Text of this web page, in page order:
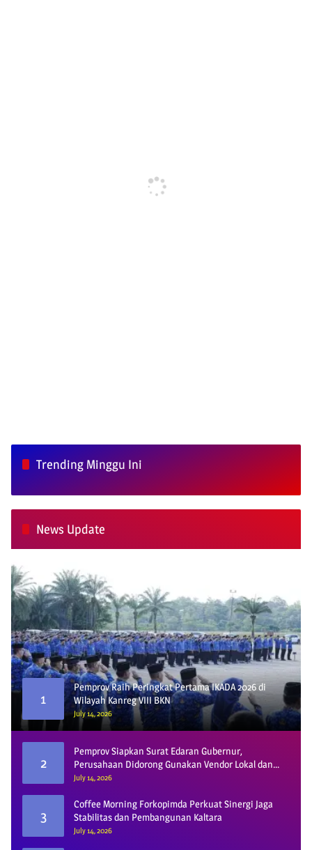
Trending Minggu Ini
News Update
1
Pemprov Raih Peringkat Pertama IKADA 2026 di
Wilayah Kanreg VIII BKN
July 14, 2026
2
Pemprov Siapkan Surat Edaran Gubernur,
Perusahaan Didorong Gunakan Vendor Lokal dan
Pelat KU
July 14, 2026
3
Coffee Morning Forkopimda Perkuat Sinergi Jaga
Stabilitas dan Pembangunan Kaltara
July 14, 2026